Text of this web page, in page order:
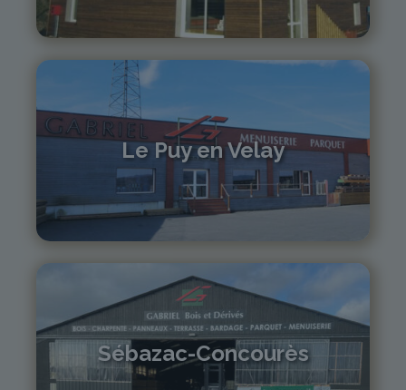
monistrol@gabriel-sa.fr
Le Puy en Velay
04 71 01 13 30
lepuy@gabriel-sa.fr
Sébazac-Concourès